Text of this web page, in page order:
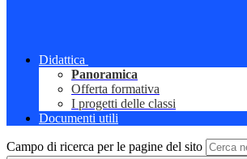
Didattica
Panoramica
Offerta formativa
I progetti delle classi
Documenti utili
Campo di ricerca per le pagine del sito